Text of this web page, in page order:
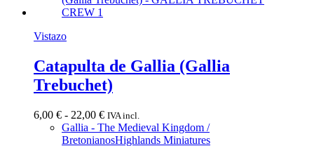
Vistazo
Catapulta de Gallia (Gallia
Trebuchet)
6,00 € - 22,00 €Rango
de
precios:
IVA incl.
Gallia - The Medieval Kingdom /
BretonianosHighlands Miniatures